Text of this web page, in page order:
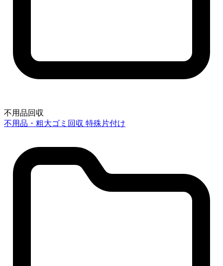
不用品回収
不用品・粗大ゴミ回収 特殊片付け